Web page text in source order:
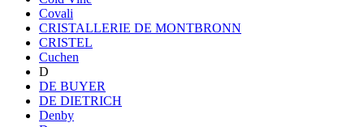
Covali
CRISTALLERIE DE MONTBRONN
CRISTEL
Cuchen
D
DE BUYER
DE DIETRICH
Denby